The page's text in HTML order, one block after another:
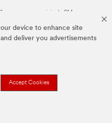
device to enhance site
deliver you advertisements
Accept Cookies
marcas comerciais da 3M.